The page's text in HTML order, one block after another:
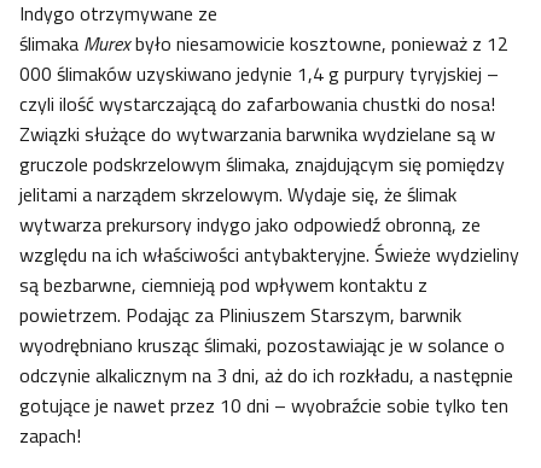
Indygo otrzymywane ze
ślimaka Murexbyło niesamowicie kosztowne, ponieważ z 12
000 ślimaków uzyskiwano jedynie 1,4 g purpury tyryjskiej –
czyli ilość wystarczającą do zafarbowania chustki do nosa!
Związki służące do wytwarzania barwnika wydzielane są w
gruczole podskrzelowym ślimaka, znajdującym się pomiędzy
jelitami a narządem skrzelowym. Wydaje się, że ślimak
wytwarza prekursory indygo jako odpowiedź obronną, ze
względu na ich właściwości antybakteryjne. Świeże wydzieliny
są bezbarwne, ciemnieją pod wpływem kontaktu z
powietrzem. Podając za Pliniuszem Starszym, barwnik
wyodrębniano krusząc ślimaki, pozostawiając je w solance o
odczynie alkalicznym na 3 dni, aż do ich rozkładu, a następnie
gotujące je nawet przez 10 dni – wyobraźcie sobie tylko ten
zapach!